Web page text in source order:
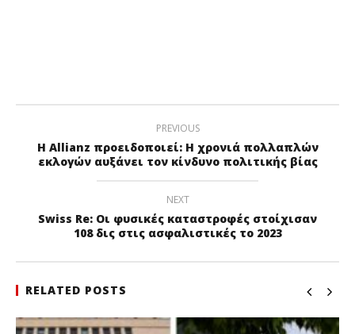
PREVIOUS
Η Allianz προειδοποιεί: Η χρονιά πολλαπλών
εκλογών αυξάνει τον κίνδυνο πολιτικής βίας
NEXT
Swiss Re: Οι φυσικές καταστροφές στοίχισαν
108 δις στις ασφαλιστικές το 2023
RELATED POSTS